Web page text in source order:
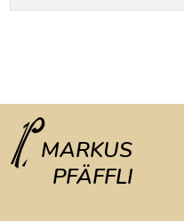
MARKUS
PFÄFFLI